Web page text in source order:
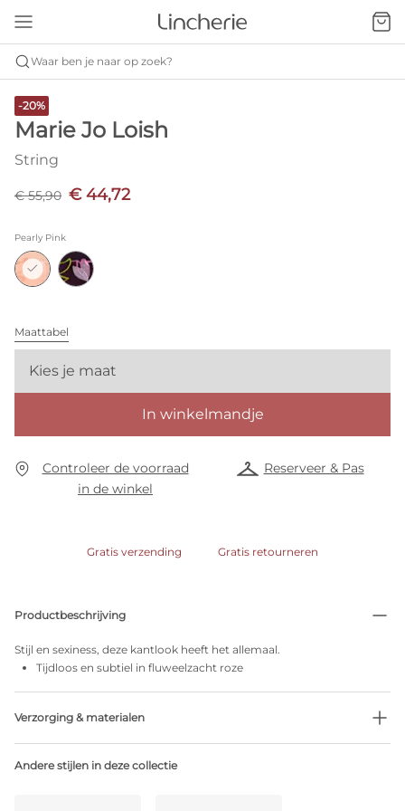
Waar ben je naar op zoek?
-20%
Marie Jo Loish
String
€ 55,90 € 44,72
Pearly Pink
Maattabel
Kies je maat
In winkelmandje
Controleer de voorraad
in de winkel
Reserveer & Pas
Gratis verzending Gratis retourneren
Productbeschrijving
Stijl en sexiness, deze kantlook heeft het allemaal.
Tijdloos en subtiel in fluweelzacht roze
Verzorging & materialen
Geen professionele reiniging
Andere stijlen in deze collectie